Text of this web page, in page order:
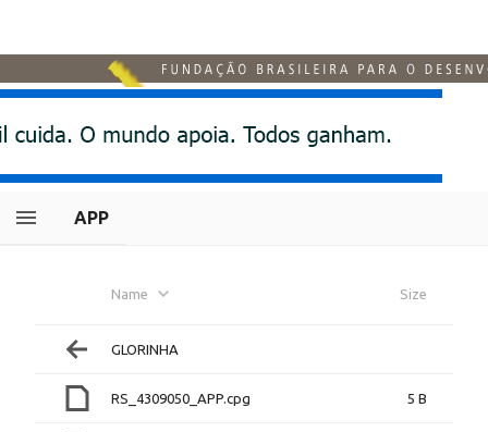
APP
Name Size
GLORINHA
RS_4309050_APP.cpg 5 B